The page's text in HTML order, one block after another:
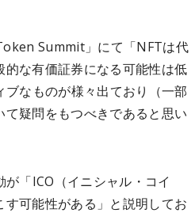
Summit」にて「NFTは代
な有価証券になる可能性は低
なものが様々出ており（一部
疑問をもつべきであると思い
「ICO（イニシャル・コイ
可能性がある」と説明してお